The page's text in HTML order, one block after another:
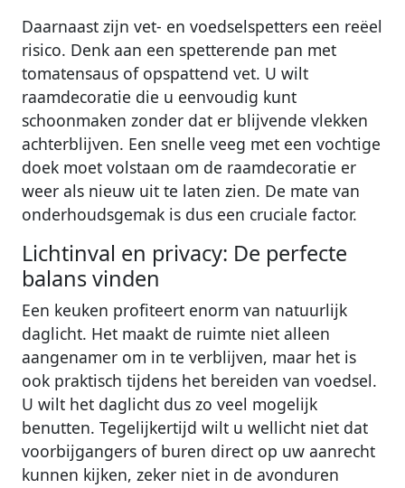
Daarnaast zijn vet- en voedselspetters een reëel
risico. Denk aan een spetterende pan met
tomatensaus of opspattend vet. U wilt
raamdecoratie die u eenvoudig kunt
schoonmaken zonder dat er blijvende vlekken
achterblijven. Een snelle veeg met een vochtige
doek moet volstaan om de raamdecoratie er
weer als nieuw uit te laten zien. De mate van
onderhoudsgemak is dus een cruciale factor.
Lichtinval en privacy: De perfecte
balans vinden
Een keuken profiteert enorm van natuurlijk
daglicht. Het maakt de ruimte niet alleen
aangenamer om in te verblijven, maar het is
ook praktisch tijdens het bereiden van voedsel.
U wilt het daglicht dus zo veel mogelijk
benutten. Tegelijkertijd wilt u wellicht niet dat
voorbijgangers of buren direct op uw aanrecht
kunnen kijken, zeker niet in de avonduren